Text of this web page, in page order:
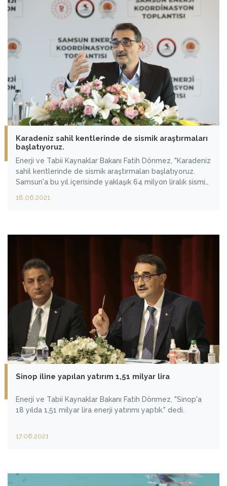
Karadeniz sahil kentlerinde de sismik araştırmaları
başlatıyoruz.
Enerji ve Tabii Kaynaklar Bakanı Fatih Dönmez, "Karadeniz
sahil kentlerinde de sismik araştırmaları başlatıyoruz.
Samsun'a bu yıl içerisinde yaklaşık 64 milyon liralık sismik
18.06.2021
Sinop iline yapılan yatırım 1,51 milyar lira
Enerji ve Tabii Kaynaklar Bakanı Fatih Dönmez, "Sinop'a
18 yılda 1,51 milyar lira enerji yatırımı yaptık." dedi.
17.06.2021